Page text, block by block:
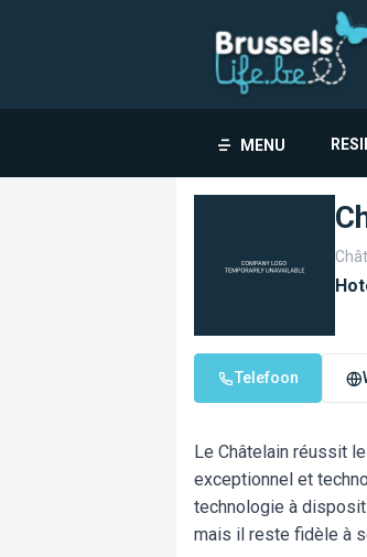
MENU
Telefoon
Le Châtelain réussit
exceptionnel et
technologie à
mais il reste fidèle à